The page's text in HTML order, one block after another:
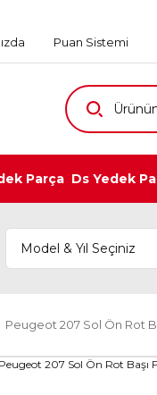
Puan Sistemi
Parça Ds Yedek
Peugeot 207 Sol Ön Rot